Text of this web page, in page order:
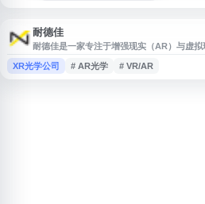
耐德佳
耐德佳是一家专注于增强现实（AR）与虚
企业，主要提供智能眼镜光学模组的设计、
盖自由曲面、XR光学模组等方向，适用于
XR光学公司 # AR光学 # VR/AR